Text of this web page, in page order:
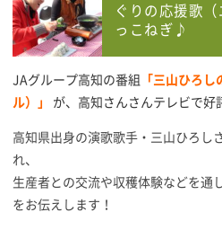
ぐりの応援歌
っこねぎ♪
JAグループ高知の番組
「三山ひろ
ル）」
が、高知さんさんテレビで好
高知県出身の演歌歌手・三山ひろし
れ、
生産者との交流や収穫体験などを通
をお伝えします！